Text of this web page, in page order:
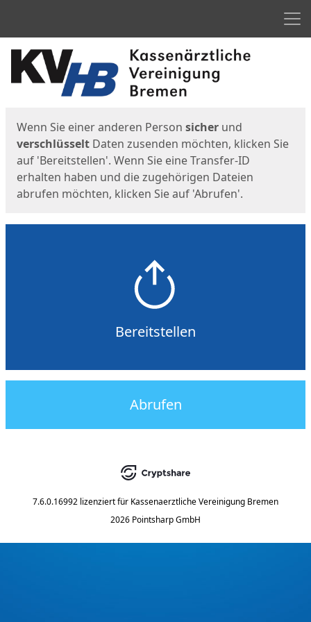
Start
Wenn Sie einer anderen Person sicher und
verschlüsselt Daten zusenden möchten, klicken Sie
auf 'Bereitstellen'. Wenn Sie eine Transfer-ID
erhalten haben und die zugehörigen Dateien
abrufen möchten, klicken Sie auf 'Abrufen'.
Bereitstellen
Abrufen
7.6.0.16992 lizenziert für Kassenaerztliche Vereinigung Bremen
2026 Pointsharp GmbH